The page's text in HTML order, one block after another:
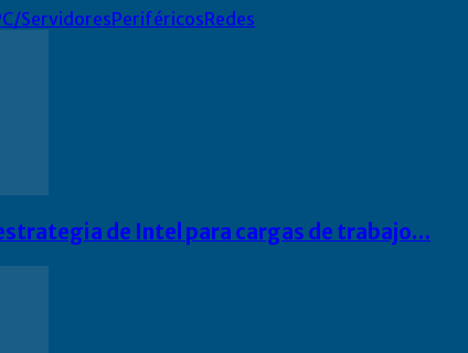
ServidoresPeriféricosRedes
de Intel para cargas de trabajo…